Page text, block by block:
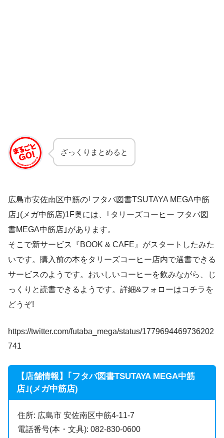
ざっくりまとめると
広島市安佐南区中筋の｢フタバ図書TSUTAYA MEGA中筋
店｣(メガ中筋店)1F奥には、｢タリーズコーヒー フタバ図
書MEGA中筋店｣があります。
そこで新サービス『BOOK & CAFE』がスタートしたみた
いです。購入前の本をタリーズコーヒー店内で選書できる
サービスのようです。おいしいコーヒーを飲みながら、じ
っくりと読書できるようです。詳細&フォローはコチラを
どうぞ!
https://twitter.com/futaba_mega/status/1779694469736202
741
【店舗情報】｢フタバ図書TSUTAYA MEGA中筋
店｣(メガ中筋店)
住所: 広島市 安佐南区中筋4-11-7
電話番号(本・文具): 082-830-0600